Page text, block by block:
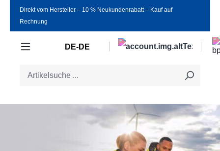
Zum Hauptinhalt springen
Direkt vom Hersteller ‒ 10 % Neukundenrabatt ‒ Kauf auf
Rechnung
DE-DE